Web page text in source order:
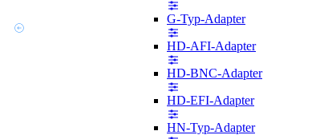
G-Typ-Adapter
HD-AFI-Adapter
HD-BNC-Adapter
HD-EFI-Adapter
HN-Typ-Adapter